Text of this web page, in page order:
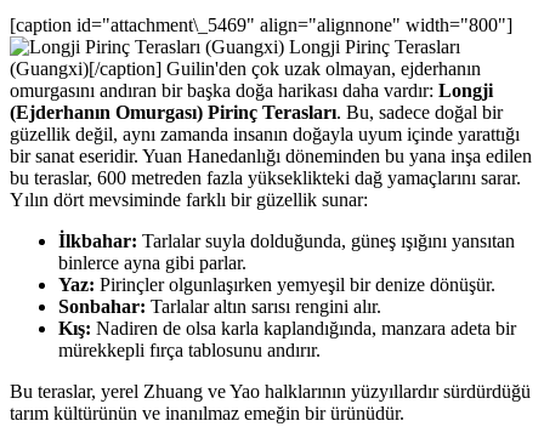
[caption id="attachment\_5469" align="alignnone" width="800"]
Longji Pirinç Terasları
(Guangxi)[/caption] Guilin'den çok uzak olmayan, ejderhanın
omurgasını andıran bir başka doğa harikası daha vardır: Longji
(Ejderhanın Omurgası) Pirinç Terasları. Bu, sadece doğal bir
güzellik değil, aynı zamanda insanın doğayla uyum içinde yarattığı
bir sanat eseridir. Yuan Hanedanlığı döneminden bu yana inşa edilen
bu teraslar, 600 metreden fazla yükseklikteki dağ yamaçlarını sarar.
Yılın dört mevsiminde farklı bir güzellik sunar:
İlkbahar: Tarlalar suyla dolduğunda, güneş ışığını yansıtan
binlerce ayna gibi parlar.
Yaz: Pirinçler olgunlaşırken yemyeşil bir denize dönüşür.
Sonbahar: Tarlalar altın sarısı rengini alır.
Kış: Nadiren de olsa karla kaplandığında, manzara adeta bir
mürekkepli fırça tablosunu andırır.
Bu teraslar, yerel Zhuang ve Yao halklarının yüzyıllardır sürdürdüğü
tarım kültürünün ve inanılmaz emeğin bir ürünüdür.